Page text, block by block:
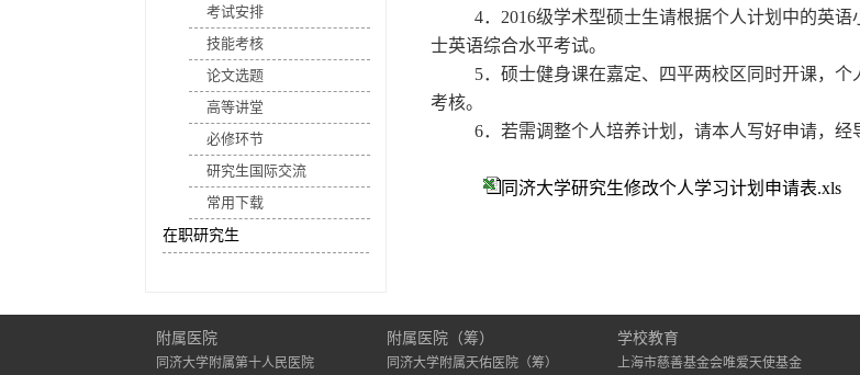
考试安排
技能考核
论文选题
高等讲堂
必修环节
研究生国际交流
常用下载
在职研究生
4． 2016级学术型硕士生请根据个人计划中的英
士英语综合水平考试。
5．硕士健身课在嘉定、四平两校区同时开课，
考核。
6．若需调整个人培养计划，请本人写好申请，经
同济大学研究生修改个人学习计划申请表.xls
附属医院
同济大学附属第十人民医院
附属医院（筹）
同济大学附属天佑医院（筹）
学校教育
上海市慈善基金会唯爱天使基金